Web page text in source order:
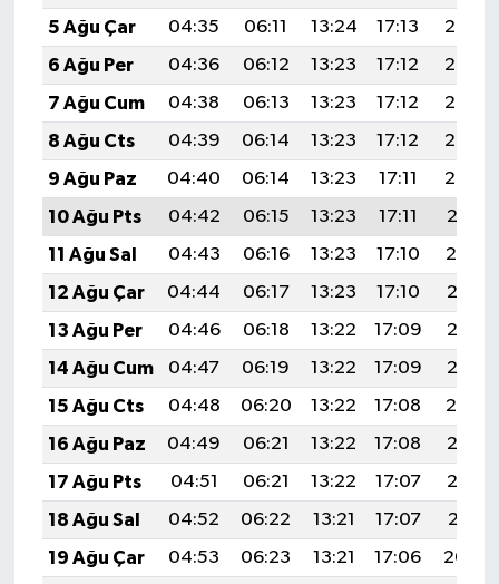
5 Ağu Çar
04:35 06:11 13:24 17:13
20:26
6 Ağu Per
04:36 06:12 13:23 17:12
20:25
7 Ağu Cum
04:38 06:13 13:23 17:12
20:24
8 Ağu Cts
04:39 06:14 13:23 17:12
20:23
9 Ağu Paz
04:40 06:14 13:23 17:11
20:22
10 Ağu Pts
04:42 06:15 13:23 17:11
20:21
11 Ağu Sal
04:43 06:16 13:23 17:10
20:19
12 Ağu Çar
04:44 06:17 13:23 17:10
20:18
13 Ağu Per
04:46 06:18 13:22 17:09
20:17
14 Ağu Cum
04:47 06:19 13:22 17:09
20:16
15 Ağu Cts
04:48 06:20 13:22 17:08
20:14
16 Ağu Paz
04:49 06:21 13:22 17:08
20:13
17 Ağu Pts
04:51 06:21 13:22 17:07
20:12
18 Ağu Sal
04:52 06:22 13:21 17:07
20:11
19 Ağu Çar
04:53 06:23 13:21 17:06
20:09